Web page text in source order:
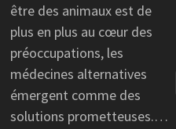
être des animaux est de
plus en plus au cœur des
préoccupations, les
médecines alternatives
émergent comme des
solutions prometteuses.…